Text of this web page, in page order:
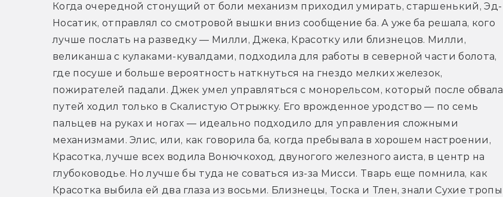
Когда очередной стонущий от боли механизм приходил умирать, старшенький, Эд-
Носатик, отправлял со смотровой вышки вниз сообщение ба. А уже ба решала, кого
лучше послать на разведку — Милли, Джека, Красотку или близнецов. Милли,
великанша с кулаками-кувалдами, подходила для работы в северной части болота,
где посуше и больше вероятность наткнуться на гнездо мелких железок,
пожирателей падали. Джек умел управляться с монорельсом, который после обвала
путей ходил только в Скалистую Отрыжку. Его врожденное уродство — по семь
пальцев на руках и ногах — идеально подходило для управления сложными
механизмами. Элис, или, как говорила ба, когда пребывала в хорошем настроении,
Красотка, лучше всех водила Вонючкоход, двуногого железного аиста, в центр на
глубоководье. Но лучше бы туда не соваться из-за Мисси. Тварь еще помнила, как
Красотка выбила ей два глаза из восьми. Близнецы, Тоска и Тлен, знали Сухие тропы